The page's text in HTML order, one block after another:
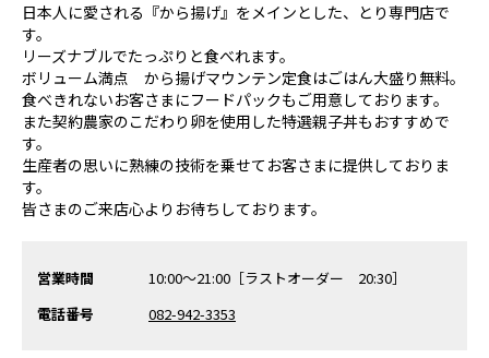
日本人に愛される『から揚げ』をメインとした、とり専門店で
す。
リーズナブルでたっぷりと食べれます。
ボリューム満点 から揚げマウンテン定食はごはん大盛り無料。
食べきれないお客さまにフードパックもご用意しております。
また契約農家のこだわり卵を使用した特選親子丼もおすすめで
す。
生産者の思いに熟練の技術を乗せてお客さまに提供しておりま
す。
皆さまのご来店心よりお待ちしております。
営業時間
10:00～21:00［ラストオーダー 20:30］
電話番号
082-942-3353